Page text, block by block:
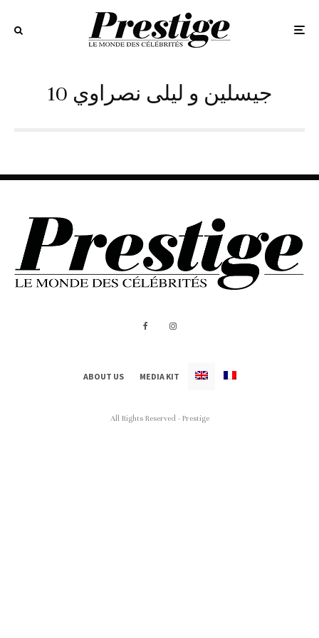
10 جيسلين و ليلى نصراوي
ABOUT US MEDIA KIT
All Rights Reserved - Prestige